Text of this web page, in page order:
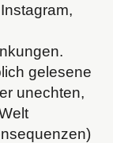
gelesene
unechten,